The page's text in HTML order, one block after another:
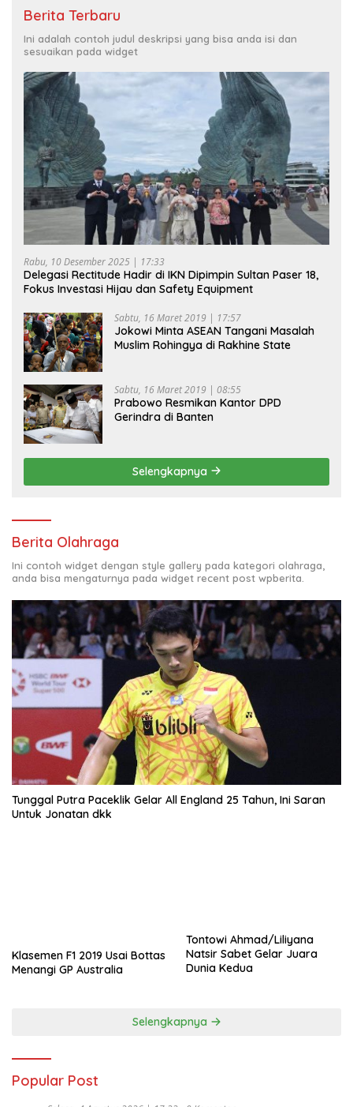
Berita Terbaru
Ini adalah contoh judul deskripsi yang bisa anda isi dan
sesuaikan pada widget
Rabu, 10 Desember 2025 | 17:33
Delegasi Rectitude Hadir di IKN Dipimpin Sultan Paser 18,
Fokus Investasi Hijau dan Safety Equipment
Sabtu, 16 Maret 2019 | 17:57
Jokowi Minta ASEAN Tangani Masalah
Muslim Rohingya di Rakhine State
Sabtu, 16 Maret 2019 | 08:55
Prabowo Resmikan Kantor DPD
Gerindra di Banten
Selengkapnya
Berita Olahraga
Ini contoh widget dengan style gallery pada kategori olahraga,
anda bisa mengaturnya pada widget recent post wpberita.
Tunggal Putra Paceklik Gelar All England 25 Tahun, Ini Saran
Untuk Jonatan dkk
Klasemen F1 2019 Usai Bottas
Menangi GP Australia
Tontowi Ahmad/Liliyana
Natsir Sabet Gelar Juara
Dunia Kedua
Selengkapnya
Popular Post